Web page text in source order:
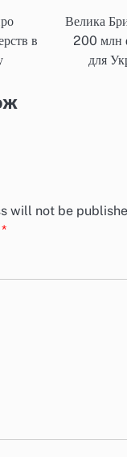
в
Велика
200 млн
для
will not be
*